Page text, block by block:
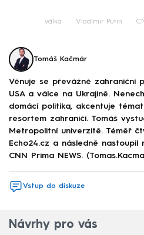
válka Vladimir Putin
Tomáš Kačmár
Věnuje se převážně zahraniční
USA a válce na Ukrajině.
domácí politika, akcentuje
resortem zahraničí. Tomáš
Metropolitní univerzitě. Téměř
Echo24.cz a následně
CNN Prima NEWS.
Vstup do diskuze
Návrhy pro vás